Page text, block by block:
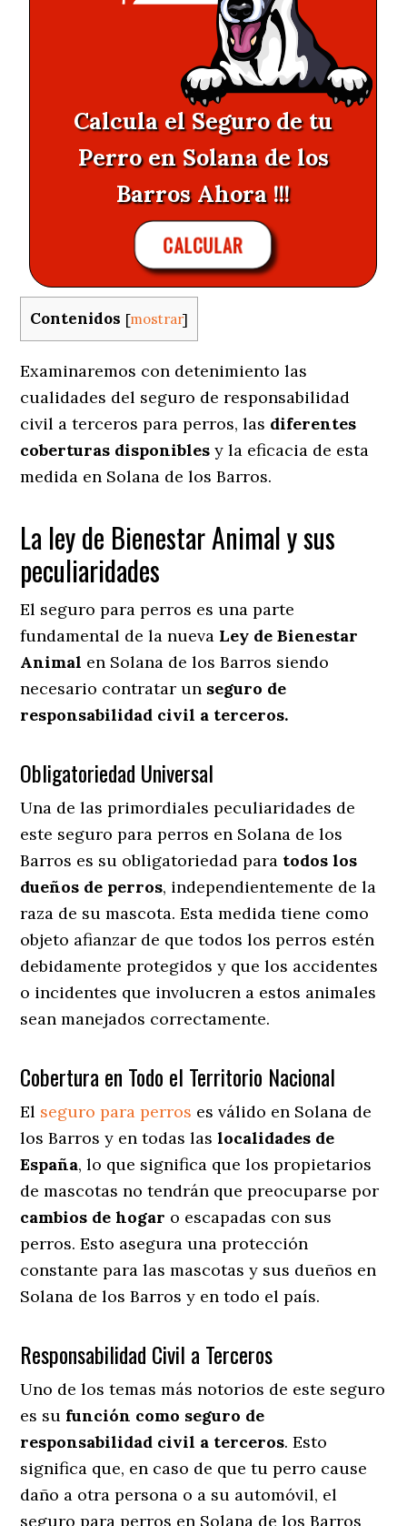
Calcula el Seguro de tu
Perro en Solana de los
Barros Ahora !!!
CALCULAR
Contenidos [mostrar]
Examinaremos con detenimiento las
cualidades del seguro de responsabilidad
civil a terceros para perros, las diferentes
coberturas disponibles y la eficacia de esta
medida en Solana de los Barros.
La ley de Bienestar Animal y sus
peculiaridades
El seguro para perros es una parte
fundamental de la nueva Ley de Bienestar
Animal en Solana de los Barros siendo
necesario contratar un seguro de
responsabilidad civil a terceros.
Obligatoriedad Universal
Una de las primordiales peculiaridades de
este seguro para perros en Solana de los
Barros es su obligatoriedad para todos los
dueños de perros, independientemente de la
raza de su mascota. Esta medida tiene como
objeto afianzar de que todos los perros estén
debidamente protegidos y que los accidentes
o incidentes que involucren a estos animales
sean manejados correctamente.
Cobertura en Todo el Territorio Nacional
El seguro para perros es válido en Solana de
los Barros y en todas laslocalidades de
España, lo que significa que los propietarios
de mascotas no tendrán que preocuparse por
cambios de hogar o escapadas con sus
perros. Esto asegura una protección
constante para las mascotas y sus dueños en
Solana de los Barros y en todo el país.
Responsabilidad Civil a Terceros
Uno de los temas más notorios de este seguro
es su función como seguro de
responsabilidad civil a terceros. Esto
significa que, en caso de que tu perro cause
daño a otra persona o a su automóvil, el
seguro para perros en Solana de los Barros